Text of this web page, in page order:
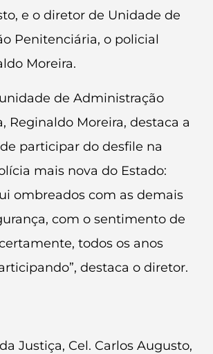
e o diretor de Unidade de
Penitenciária, o policial
Moreira.
de Administração
Reginaldo Moreira, destaca a
participar do desfile na
mais nova do Estado:
ombreados com as demais
com o sentimento de
todos os anos
destaca o diretor.
Justiça, Cel. Carlos Augusto,